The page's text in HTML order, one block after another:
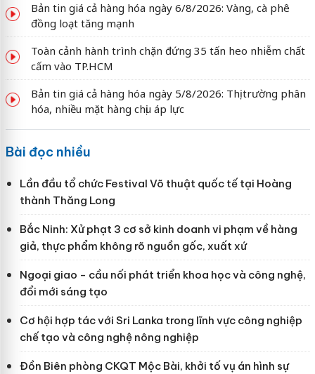
Bản tin giá cả hàng hóa ngày 6/8/2026: Vàng, cà phê
đồng loạt tăng mạnh
Toàn cảnh hành trình chặn đứng 35 tấn heo nhiễm chất
cấm vào TP.HCM
Bản tin giá cả hàng hóa ngày 5/8/2026: Thị trường phân
hóa, nhiều mặt hàng chịu áp lực
Bài đọc nhiều
Lần đầu tổ chức Festival Võ thuật quốc tế tại Hoàng
thành Thăng Long
Bắc Ninh: Xử phạt 3 cơ sở kinh doanh vi phạm về hàng
giả, thực phẩm không rõ nguồn gốc, xuất xứ
Ngoại giao - cầu nối phát triển khoa học và công nghệ,
đổi mới sáng tạo
Cơ hội hợp tác với Sri Lanka trong lĩnh vực công nghiệp
chế tạo và công nghệ nông nghiệp
Đồn Biên phòng CKQT Mộc Bài, khởi tố vụ án hình sự